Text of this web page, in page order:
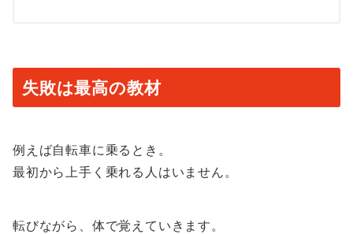
失敗は最高の教材
例えば自転車に乗るとき。
最初から上手く乗れる人はいません。
転びながら、体で覚えていきます。